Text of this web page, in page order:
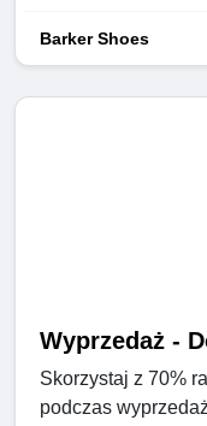
Barker Shoes
Wyprzedaż -
Skorzystaj z 70%
podczas